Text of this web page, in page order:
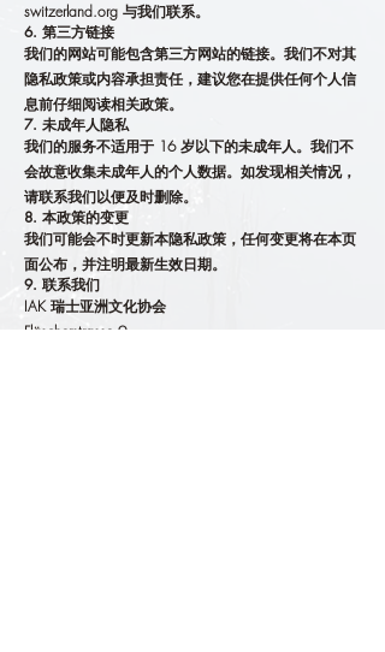
switzerland.org 与我们联系。
6. 第三方链接
我们的网站可能包含第三方网站的链接。我们不对其
隐私政策或内容承担责任，建议您在提供任何个人信
息前仔细阅读相关政策。
7. 未成年人隐私
我们的服务不适用于 16 岁以下的未成年人。我们不
会故意收集未成年人的个人数据。如发现相关情况，
请联系我们以便及时删除。
8. 本政策的变更
我们可能会不时更新本隐私政策，任何变更将在本页
面公布，并注明最新生效日期。
9. 联系我们
IAK 瑞士亚洲文化协会
Fläscherstrasse 9